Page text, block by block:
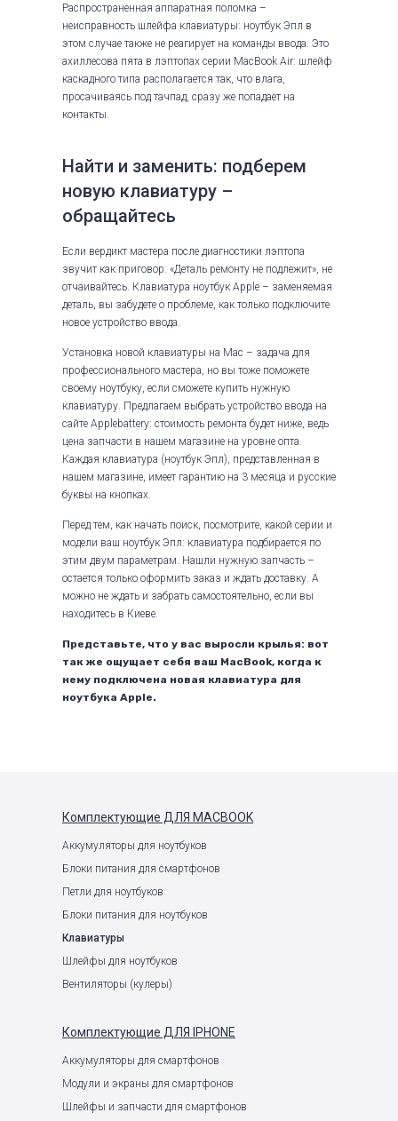
Распространенная аппаратная поломка –
неисправность шлейфа клавиатуры: ноутбук Эпл в
этом случае также не реагирует на команды ввода. Это
ахиллесова пята в лэптопах серии MacBook Air: шлейф
каскадного типа располагается так, что влага,
просачиваясь под тачпад, сразу же попадает на
контакты.
Найти и заменить: подберем
новую клавиатуру –
обращайтесь
Если вердикт мастера после диагностики лэптопа
звучит как приговор: «Деталь ремонту не подлежит», не
отчаивайтесь. Клавиатура ноутбук Apple – заменяемая
деталь, вы забудете о проблеме, как только подключите
новое устройство ввода.
Установка новой клавиатуры на Mac – задача для
профессионального мастера, но вы тоже поможете
своему ноутбуку, если сможете купить нужную
клавиатуру. Предлагаем выбрать устройство ввода на
сайте Applebattery: стоимость ремонта будет ниже, ведь
цена запчасти в нашем магазине на уровне опта.
Каждая клавиатура (ноутбук Эпл), представленная в
нашем магазине, имеет гарантию на 3 месяца и русские
буквы на кнопках.
Перед тем, как начать поиск, посмотрите, какой серии и
модели ваш ноутбук Эпл: клавиатура подбирается по
этим двум параметрам. Нашли нужную запчасть –
остается только оформить заказ и ждать доставку. А
можно не ждать и забрать самостоятельно, если вы
находитесь в Киеве.
Представьте, что у вас выросли крылья: вот
так же ощущает себя ваш MacBook, когда к
нему подключена новая клавиатура для
ноутбука Apple.
Комплектующие ДЛЯ MACBOOK
Аккумуляторы для ноутбуков
Блоки питания для смартфонов
Петли для ноутбуков
Блоки питания для ноутбуков
Клавиатуры
Шлейфы для ноутбуков
Вентиляторы (кулеры)
Комплектующие ДЛЯ IPHONE
Аккумуляторы для смартфонов
Модули и экраны для смартфонов
Шлейфы и запчасти для смартфонов